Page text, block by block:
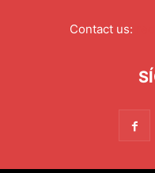
Contact us: